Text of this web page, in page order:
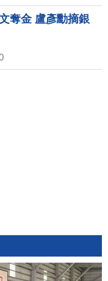
奪金 盧彥勳摘銀